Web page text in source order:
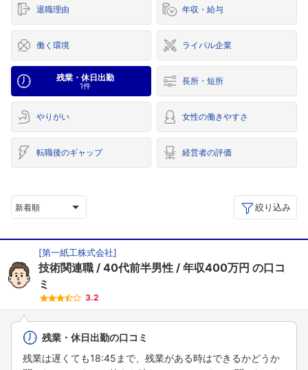
退職理由 年収・給与
働く環境 ライバル企業
残業・休日出勤
1件 長所・短所
やりがい 女性の働きやすさ
転職後のギャップ 経営者の評価
新着順 絞り込み
[第一紙工株式会社]
技術関連職 40代前半男性 年収400万円 の口コ
ミ
3.2
残業・休日出勤の口コミ
残業は遅くても18:45まで、残業がある時はできるかどうか